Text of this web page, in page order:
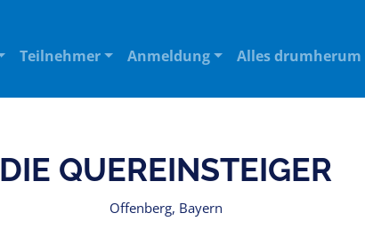
Teilnehmer Anmeldung Alles drumherum
DIE QUEREINSTEIGER
Offenberg, Bayern